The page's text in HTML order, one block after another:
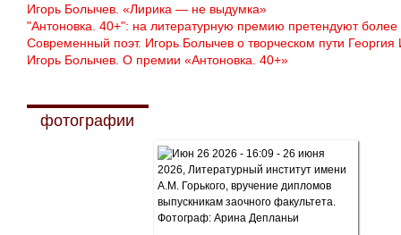
Игорь Болычев. «Лирика — не выдумка»
"Антоновка. 40+": на литературную премию претендуют более
Современный поэт. Игорь Болычев о творческом пути Георгия
Игорь Болычев. О премии «Антоновка. 40+»
фотографии